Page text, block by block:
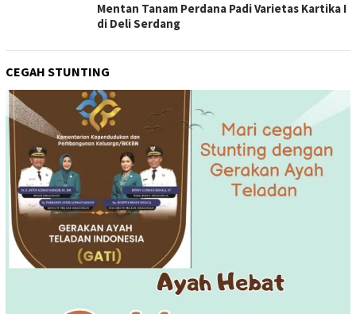
Mentan Tanam Perdana Padi Varietas Kartika I
di Deli Serdang
CEGAH STUNTING